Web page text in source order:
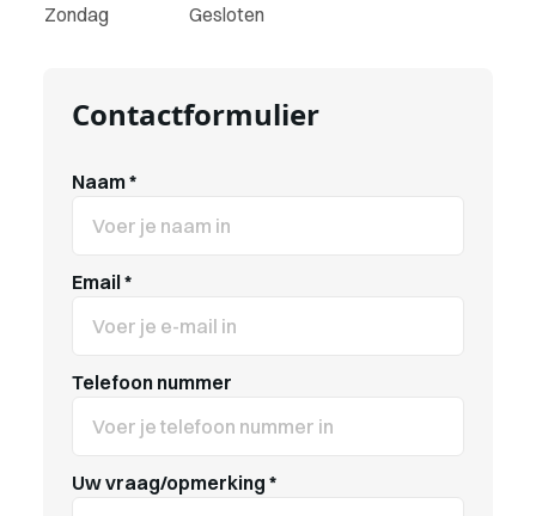
Zondag
Gesloten
Contactformulier
Naam*
Email*
Telefoon nummer
Uw vraag/opmerking *